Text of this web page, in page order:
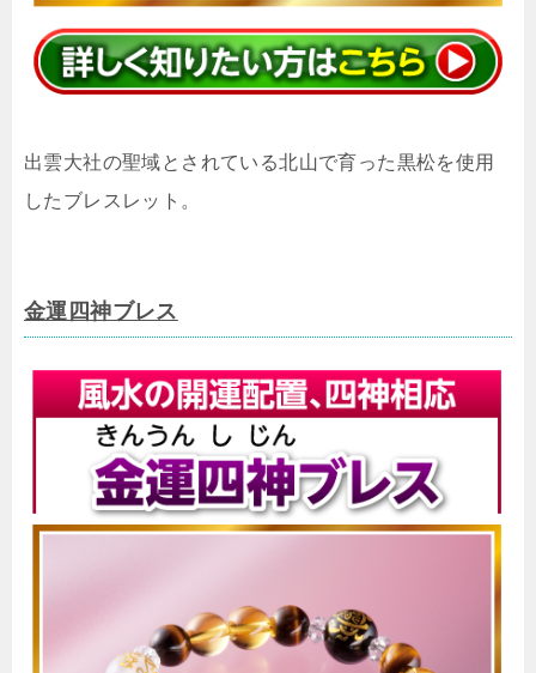
出雲大社の聖域とされている北山で育った黒松を使用
したブレスレット。
金運四神ブレス